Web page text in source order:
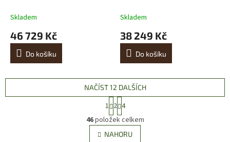
Skladem
46 729 Kč
Do košíku
Skladem
38 249 Kč
Do košíku
O
v
l
NAČÍST 12 DALŠÍCH
S
t
r
á
n
1 2 4
46položek celkem
NAHORU